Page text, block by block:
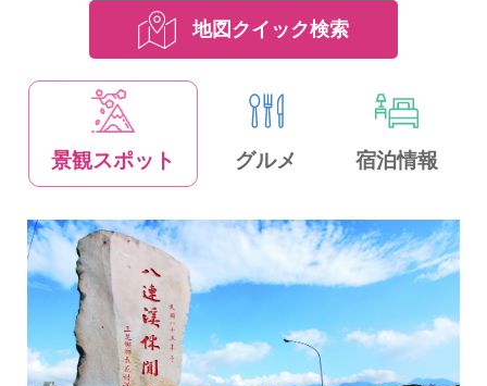
地図クイック検索
景観スポット グルメ 宿泊情報